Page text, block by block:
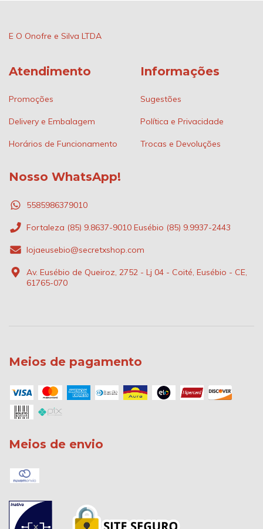
E O Onofre e Silva LTDA
Atendimento
Promoções
Delivery e Embalagem
Horários de Funcionamento
Informações
Sugestões
Política e Privacidade
Trocas e Devoluções
Nosso WhatsApp!
5585986379010
Fortaleza (85) 9.8637-9010 Eusébio (85) 9.9937-2443
lojaeusebio@secretxshop.com
Av. Eusébio de Queiroz, 2752 - Lj 04 - Coité, Eusébio - CE,
61765-070
Meios de pagamento
Meios de envio